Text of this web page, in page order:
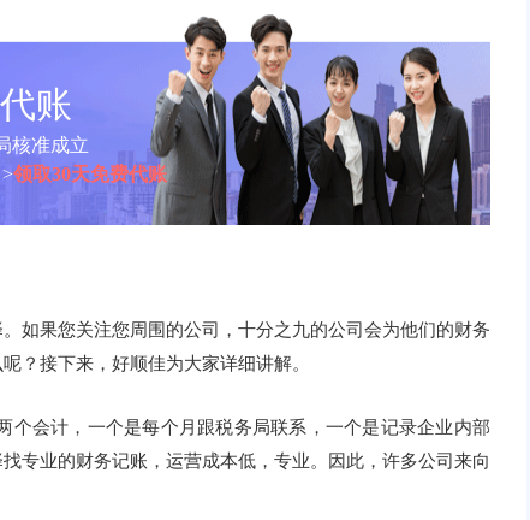
账
核准成立
领取30天免费代账
如果您关注您周围的公司，十分之九的公司会为他们的财务
？接下来，好顺佳为大家详细讲解。
会计，一个是每个月跟税务局联系，一个是记录企业内部
专业的财务记账，运营成本低，专业。因此，许多公司来向